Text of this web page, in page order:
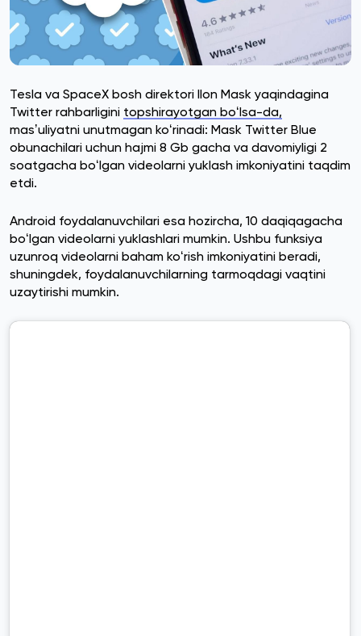
Tesla va SpaceX bosh direktori Ilon Mask yaqindagina
Twitter rahbarligini topshirayotgan boʻlsa-da,
masʼuliyatni unutmagan koʻrinadi: Mask Twitter Blue
obunachilari uchun hajmi 8 Gb gacha va davomiyligi 2
soatgacha boʻlgan videolarni yuklash imkoniyatini taqdim
etdi.
Android foydalanuvchilari esa hozircha, 10 daqiqagacha
boʻlgan videolarni yuklashlari mumkin. Ushbu funksiya
uzunroq videolarni baham koʻrish imkoniyatini beradi,
shuningdek, foydalanuvchilarning tarmoqdagi vaqtini
uzaytirishi mumkin.